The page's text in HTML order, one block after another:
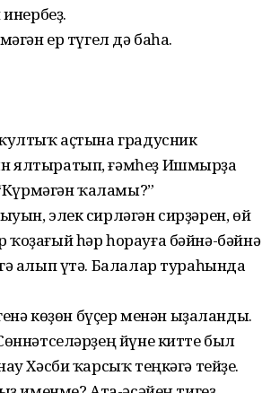
ер түгел дә баһа.
аҫтына градусник
ялтыратып, ғәмһеҙ Ишмырҙа
ҡаламы?”
элек сирләгән сир­ҙәрен, өй
һәр һорауға бәйнә-бәйнә
алып үтә. Балалар тураһында
көҙөн бүҫер менән ыҙаланды.
йүне китте был
Хәсби ҡарсыҡ теңкәгә тейҙе.